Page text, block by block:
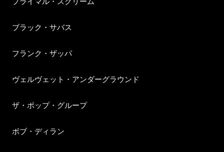
ブラック・サバス
フランク・ザッパ
ヴェルヴェット・アンダーグラウンド
ザ・ポップ・グループ
ボブ・ディラン